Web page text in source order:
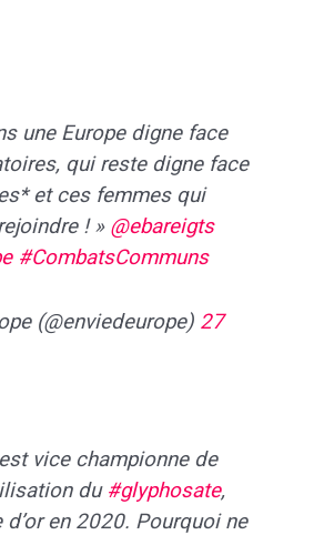
une Europe digne face
qui reste digne face
et ces femmes qui
! » @ebareigts
#CombatsCommuns
(@enviedeurope) 27
vice championne de
du #glyphosate,
en 2020. Pourquoi ne